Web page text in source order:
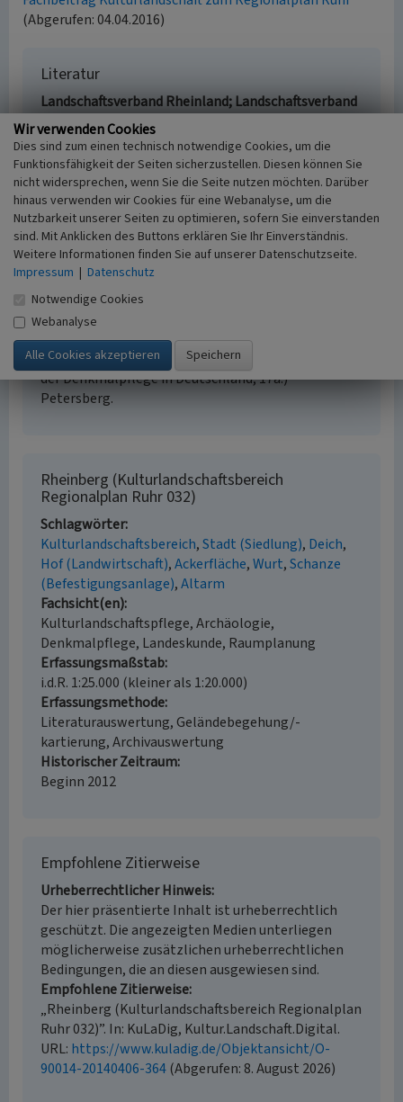
(Abgerufen: 04.04.2016)
Literatur
Landschaftsverband Rheinland; Landschaftsverband
Westfalen-Lippe (Hrsg.) (2014)
Kulturlandschaft zum Regionalplan Ruhr.
Erhaltende Kulturlandschaftsentwicklung. S. 117,
Köln u. Münster.
Vereinigung der Landesdenkmalpfleger in der
Bundesrepublik Deutschland (Hrsg.)
(2010) Historische Städte in Deutschland.
Stadtkerne und Stadtbereiche mit besonderer
Denkmalbedeutung. Eine Bestandserhebung im
Auftrag des Bundesministeriums für Verkehr, Bau
und Stadtentwicklung im Rahmen der
Begleitforschung zum Programm Städtebaulicher
Denkmalschutz. (Berichte zu Forschung und Praxis
der Denkmalpflege in Deutschland, 17a.)
Petersberg.
Rheinberg (Kulturlandschaftsbereich
Regionalplan Ruhr 032)
Schlagwörter
Kulturlandschaftsbereich Stadt (Siedlung) Deich
Hof (Landwirtschaft) Ackerfläche Wurt Schanze
(Befestigungsanlage) Altarm
Fachsicht(en)
Kulturlandschaftspflege, Archäologie,
Denkmalpflege, Landeskunde, Raumplanung
Erfassungsmaßstab
i.d.R. 1:25.000 (kleiner als 1:20.000)
Erfassungsmethode
Literaturauswertung, Geländebegehung/-
kartierung, Archivauswertung
Historischer Zeitraum
Beginn 2012
Empfohlene Zitierweise
Urheberrechtlicher Hinweis
Der hier präsentierte Inhalt ist urheberrechtlich
geschützt. Die angezeigten Medien unterliegen
möglicherweise zusätzlichen urheberrechtlichen
Bedingungen, die an diesen ausgewiesen sind.
Empfohlene Zitierweise
„Rheinberg (Kulturlandschaftsbereich Regionalplan
Ruhr 032)”. In: KuLaDig, Kultur.Landschaft.Digital.
URL: https://www.kuladig.de/Objektansicht/O-
90014-20140406-364(Abgerufen: 8. August 2026)
Wir verwenden Cookies
Dies sind zum einen technisch notwendige Cookies, um die
Funktionsfähigkeit der Seiten sicherzustellen. Diesen können Sie
nicht widersprechen, wenn Sie die Seite nutzen möchten. Darüber
hinaus verwenden wir Cookies für eine Webanalyse, um die
Nutzbarkeit unserer Seiten zu optimieren, sofern Sie einverstanden
sind. Mit Anklicken des Buttons erklären Sie Ihr Einverständnis.
Weitere Informationen finden Sie auf unserer Datenschutzseite.
Impressum | Datenschutz
Notwendige Cookies
Webanalyse